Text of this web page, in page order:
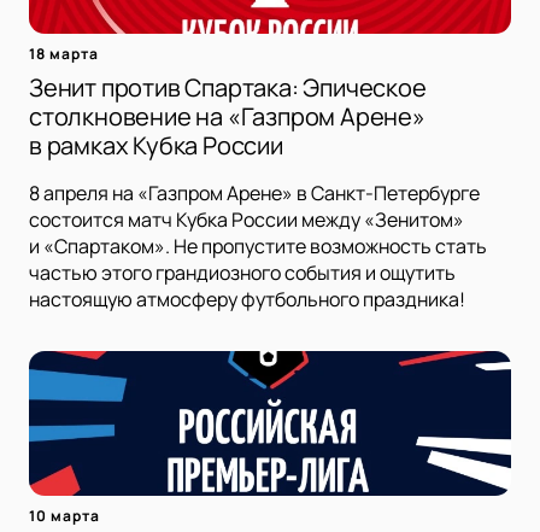
18 марта
Зенит против Спартака: Эпическое
столкновение на «Газпром Арене»
в рамках Кубка России
8 апреля на «Газпром Арене» в Санкт-Петербурге
состоится матч Кубка России между «Зенитом»
и «Спартаком». Не пропустите возможность стать
частью этого грандиозного события и ощутить
настоящую атмосферу футбольного праздника!
10 марта